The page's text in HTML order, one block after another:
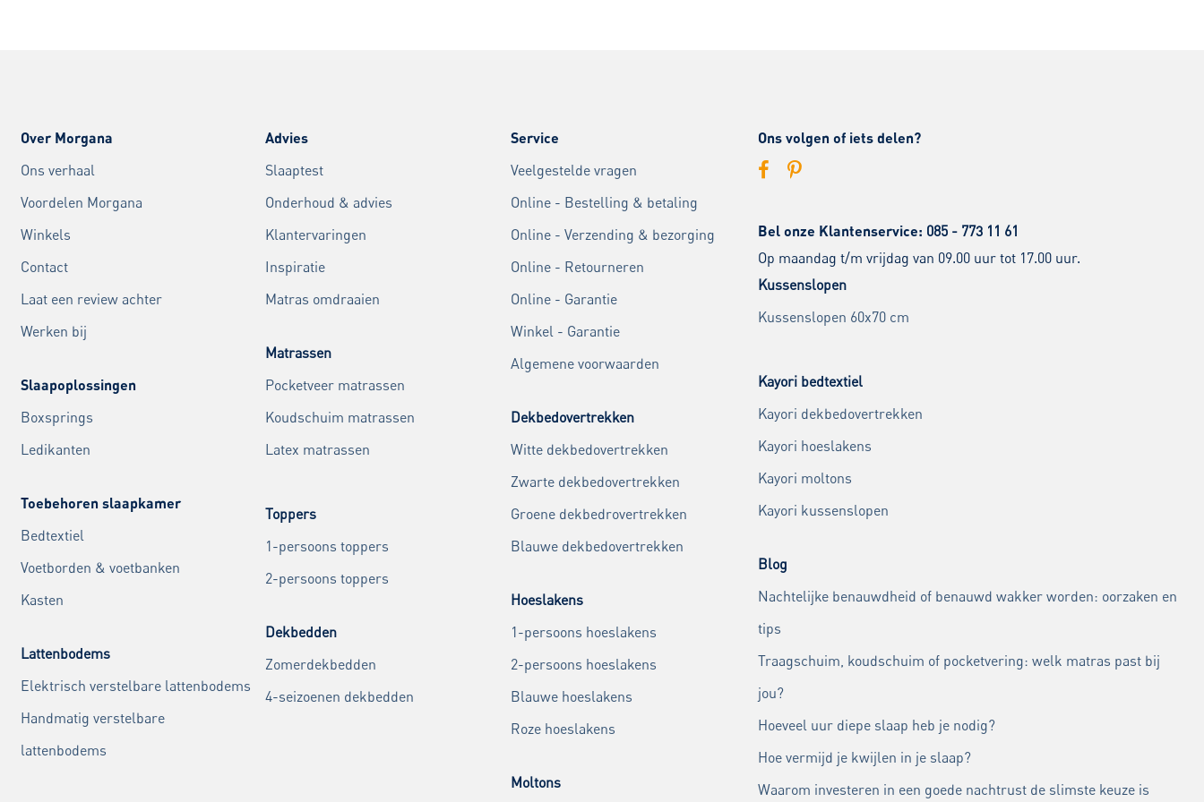
Over Morgana
Ons verhaal
Voordelen Morgana
Winkels
Contact
Laat een review achter
Werken bij
Slaapoplossingen
Boxsprings
Ledikanten
Toebehoren slaapkamer
Bedtextiel
Voetborden & voetbanken
Kasten
Lattenbodems
Elektrisch verstelbare lattenbodems
Handmatig verstelbare
lattenbodems
Advies
Slaaptest
Onderhoud & advies
Klantervaringen
Inspiratie
Matras omdraaien
Matrassen
Pocketveer matrassen
Koudschuim matrassen
Latex matrassen
Toppers
1-persoons toppers
2-persoons toppers
Dekbedden
Zomerdekbedden
4-seizoenen dekbedden
Service
Veelgestelde vragen
Online - Bestelling & betaling
Online - Verzending & bezorging
Online - Retourneren
Online - Garantie
Winkel - Garantie
Algemene voorwaarden
Dekbedovertrekken
Witte dekbedovertrekken
Zwarte dekbedovertrekken
Groene dekbedrovertrekken
Blauwe dekbedovertrekken
Hoeslakens
1-persoons hoeslakens
2-persoons hoeslakens
Blauwe hoeslakens
Roze hoeslakens
Moltons
Ons volgen of iets delen?
Bel onze Klantenservice: 085 - 773 11 61
Op maandag t/m vrijdag van 09.00 uur tot 17.00 uur.
Kussenslopen
Kussenslopen 60x70 cm
Kayori bedtextiel
Kayori dekbedovertrekken
Kayori hoeslakens
Kayori moltons
Kayori kussenslopen
Blog
Nachtelijke benauwdheid of benauwd wakker worden: oorzaken en
tips
Traagschuim, koudschuim of pocketvering: welk matras past bij
jou?
Hoeveel uur diepe slaap heb je nodig?
Hoe vermijd je kwijlen in je slaap?
Waarom investeren in een goede nachtrust de slimste keuze is